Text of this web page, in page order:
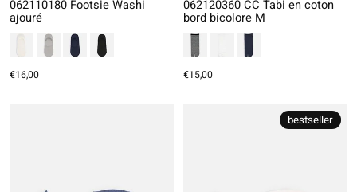
062110180 Footsie Washi
ajouré
€16,00
062120360 CC Tabi en coton
bord bicolore M
€15,00
bestseller